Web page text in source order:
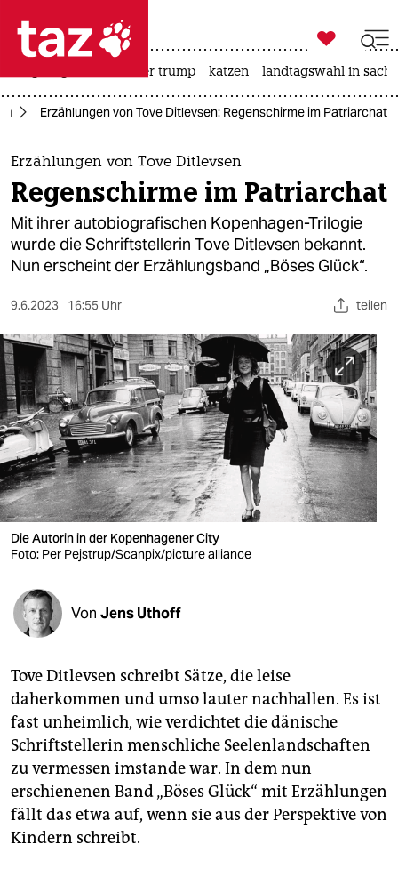
 taz zahl ich
taz zahl ich
themen
politik
öko
sport
berlin
nord
wahrheit
verlag
verlag
veranstaltungen
shop
unterstützen
abo
genossenschaft
epaper login

taz zahl ich
usa unter trump katzen landtagswahl in
Erzählungen von Tove Ditlevsen: Regenschirme im Patriarchat
Erzählungen von Tove Ditlevsen
Regenschirme im Patriarchat
Mit ihrer autobiografischen Kopenhagen-Trilogie
wurde die Schriftstellerin Tove Ditlevsen bekannt.
Nun erscheint der Erzählungsband „Böses Glück“.
9.6.2023 16:55 Uhr teilen
Die Autorin in der Kopenhagener City
Foto: Per Pejstrup/Scanpix/picture alliance
Von Jens Uthoff
Tove Ditlevsen schreibt Sätze, die leise
daherkommen und umso lauter nachhallen. Es ist
fast unheimlich, wie verdichtet die dänische
Schriftstellerin menschliche Seelenlandschaften
zu vermessen imstande war. In dem nun
erschienenen Band „Böses Glück“ mit Erzählungen
fällt das etwa auf, wenn sie aus der Perspektive von
Kindern schreibt.